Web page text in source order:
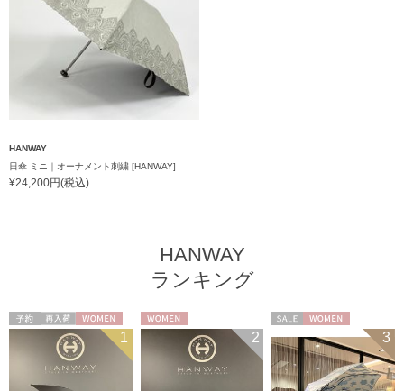
HANWAY
日傘 ミニ｜オーナメント刺繍 [HANWAY]
¥24,200円(税込)
HANWAY
ランキング
予約 再入荷 WOMEN 1 WOMEN 2 3